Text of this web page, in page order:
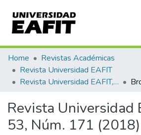
Communities & Collections
All of DSpace
Home
Revistas Académicas
Revista Universidad EAFIT
Revista Universidad EAFIT, Vol. 53, Núm. 171 (2018)
Revista Universidad
53, Núm. 171 (2018)